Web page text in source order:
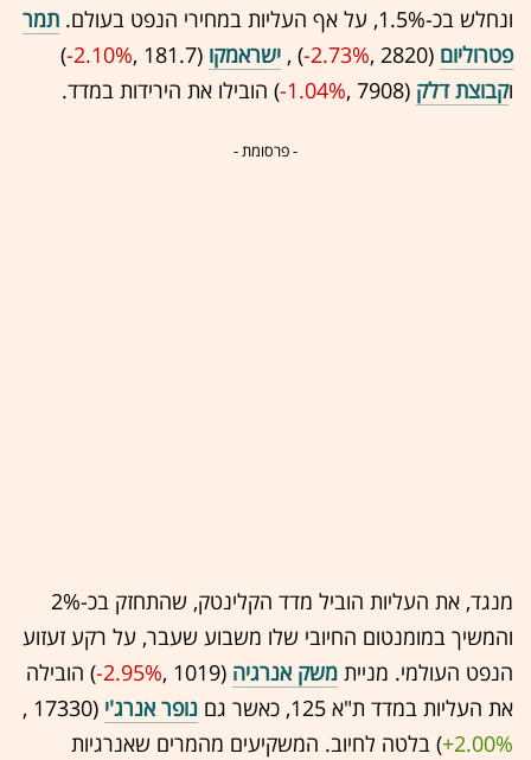
ונחלש בכ-1.5%, על אף העליות במחירי הנפט בעולם.
תמר
פטרוליום (2820 ,‎
-2.73%
‏) , ישראמקו (181.7 ,‎
-2.10%
‏)
וקבוצת דלק (7908 ,‎
-1.04%‏) הובילו את הירידות במדד.
- פרסומת -
מנגד, את העליות הוביל מדד הקלינטק, שהתחזק בכ-2%
והמשיך במומנטום החיובי שלו משבוע שעבר, על רקע זעזוע
הנפט העולמי. מניית משק אנרגיה (1019 ,‎
-2.95%‏) הובילה
את העליות במדד ת"א 125, כאשר גם
נופר אנרג'י (17330 ,‎
+2.00%‏) בלטה לחיוב. המשקיעים מהמרים שאנרגיות